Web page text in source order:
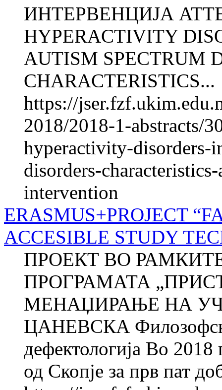
ИНТЕРВЕНЦИЈА
HYPERACTIVITY
AUTISM SPECTRUM
CHARACTERISTICS...
https://
2018/2018-1-abstracts/
hyperactivity-disorders-
disorders-
intervention
ERASMUS+PROJECT
ACCESIBLE STUDY
ПРОЕКТ ВО
ПРОГРАМАТА
МЕНАЏИРАЊЕ НА
ЦАНЕВСКА
дефектологија Во
од Скопје за прв пат